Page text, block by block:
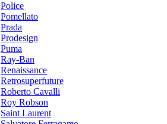
Police
Pomellato
Prada
Prodesign
Puma
Ray-Ban
Renaissance
Retrosuperfuture
Roberto Cavalli
Roy Robson
Saint Laurent